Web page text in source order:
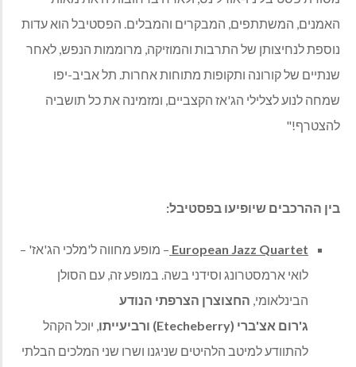
האמנים, המשתתפים, המבקרים והמבלים. הפסטיבל הוא עדות
נוספת לנחיצותן של התרבות והמוזיקה, מרוממות הנפש, לאחר
שנתיים של קורונה ותקופות מתוחות אחרות. תל אביב-יפו
שמחה לנוע לצלילי הג'אז הקצביים, ומזמינה את כל תושביה
להצטרף!"
בין ההרכבים שיופיעו בפסטיבל:
European Jazz Quartet – מופע מחווה ל'מלכי הג'אז' –
לואי ארמסטרונג וסידני בשה. במופע זה, עם הסולן
הבינלאומי, החצוצרן הצרפתי הנודע
ג'רום אצ'ברי (Etecheberry) ורביעייתו, יוכל הקהל
להתוודע למיטב הלהיטים שניגנו ושרו שני המלכים הבלתי